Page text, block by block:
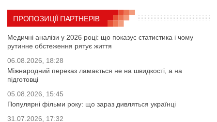
ПРОПОЗИЦІЇ ПАРТНЕРІВ
Медичні аналізи у 2026 році: що показує статистика і чому
рутинне обстеження рятує життя
06.08.2026, 18:28
Міжнародний переказ ламається не на швидкості, а на
підготовці
05.08.2026, 15:45
Популярні фільми року: що зараз дивляться українці
31.07.2026, 17:32